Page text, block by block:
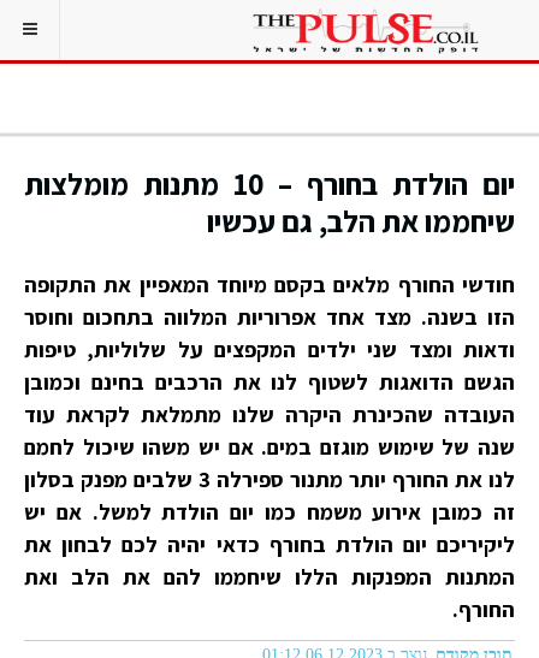
יום הולדת בחורף – 10 מתנות מומלצות
שיחממו את הלב, גם עכשיו
חודשי החורף מלאים בקסם מיוחד המאפיין את התקופה
הזו בשנה. מצד אחד אפרוריות המלווה בתחכום וחוסר
ודאות ומצד שני ילדים המקפצים על שלוליות, טיפות
הגשם הדואגות לשטוף לנו את הרכבים בחינם וכמובן
העובדה שהכינרת היקרה שלנו מתמלאת לקראת עוד
שנה של שימוש מוגזם במים. אם יש משהו שיכול לחמם
לנו את החורף יותר מתנור ספירלה 3 שלבים מפנק בסלון
זה כמובן אירוע משמח כמו יום הולדת למשל. אם יש
ליקיריכם יום הולדת בחורף כדאי יהיה לכם לבחון את
המתנות המפנקות הללו שיחממו להם את הלב ואת
החורף.